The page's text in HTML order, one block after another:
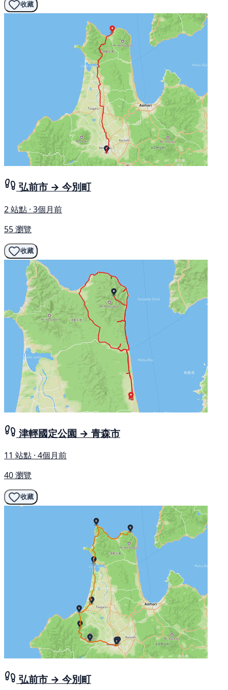
收藏
弘前市 → 今別町
2 站點 · 3個月前
55 瀏覽
收藏
津輕國定公園 → 青森市
11 站點 · 4個月前
40 瀏覽
收藏
弘前市 → 今別町